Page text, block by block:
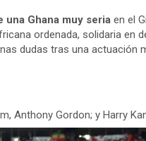
Ghana muy seria en el
ordenada, solidaria en
dudas tras una actuación
Anthony Gordon; y Harry